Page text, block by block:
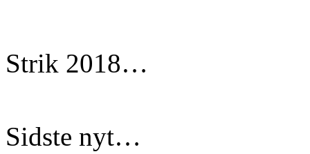
Strik 2018…
Sidste nyt…